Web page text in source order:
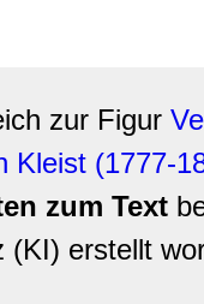
zur Figur
Kleist (1777-
zum Text
(KI) erstellt